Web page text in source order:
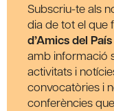
Subscriu-te als
dia de tot el que
d’Amics del País
amb informació
activitats i
convocatòries i
conferències